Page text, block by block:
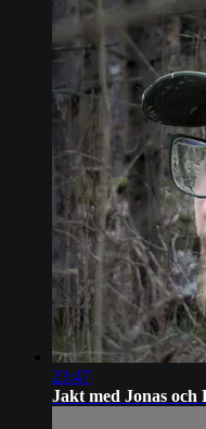
23:47
Jakt med Jonas